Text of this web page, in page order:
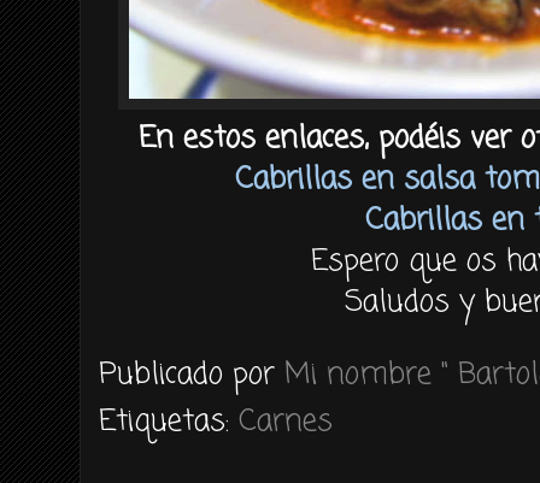
En estos enlaces, podéis ver
Cabrillas en salsa
Cabrillas en
Espero que os
Saludos y
Publicado por Mi nombre "
Etiquetas: Carnes